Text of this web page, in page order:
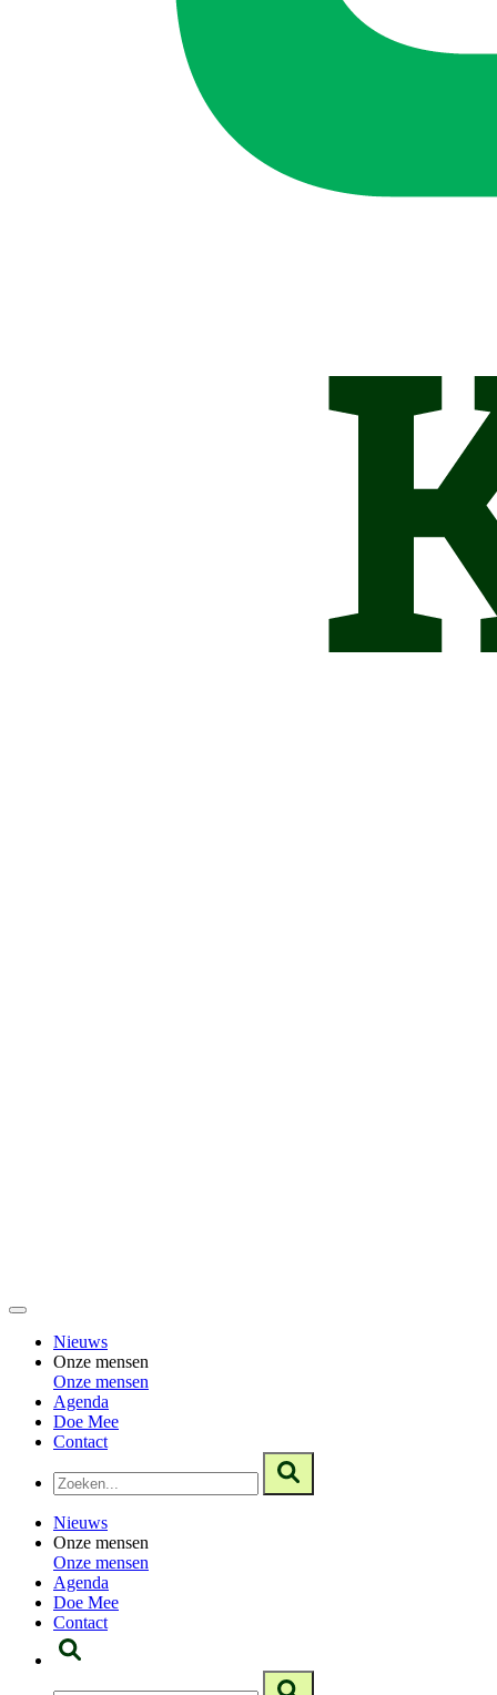
Nieuws
Onze mensen
Onze mensen
Agenda
Doe Mee
Contact
Nieuws
Onze mensen
Onze mensen
Agenda
Doe Mee
Contact